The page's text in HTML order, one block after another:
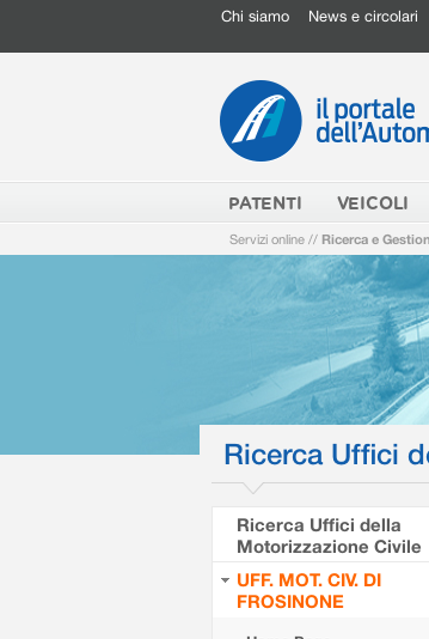
Chi siamo News e circolari
PATENTI VEICOLI
Servizi online // Ricerca e
Ricerca Uffici
Ricerca Uffici della
Motorizzazione Civile
UFF. MOT. CIV. DI
FROSINONE